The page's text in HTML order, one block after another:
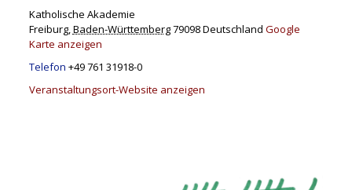
Katholische Akademie
Freiburg,Baden-Württemberg79098Deutschland Google
Karte anzeigen
Telefon +49 761 31918-0
Veranstaltungsort-Website anzeigen